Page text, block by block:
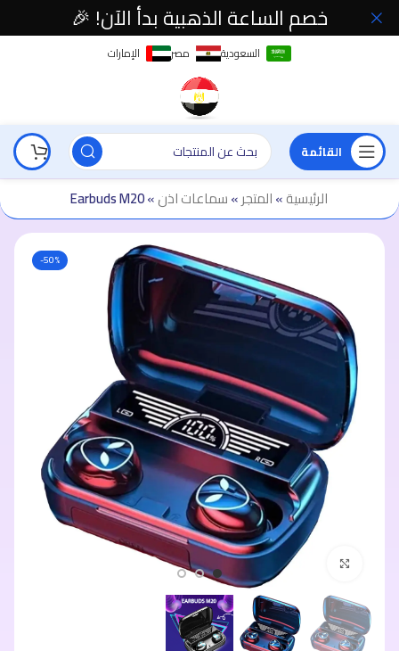
السعودية مصر الإمارات
القائمة
الرئيسية»المتجر»سماعات اذن»
Earbuds M20
-50%
اضغط للتكبير
خصم الساعة الذهبية بدأ الآن! 🎉